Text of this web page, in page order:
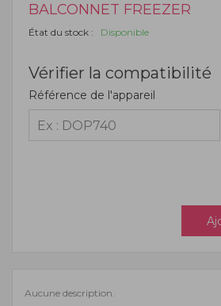
BALCONNET FREEZER
État du stock : Disponible
Vérifier la compatibilité
Référence de l'appareil
Aucune description.